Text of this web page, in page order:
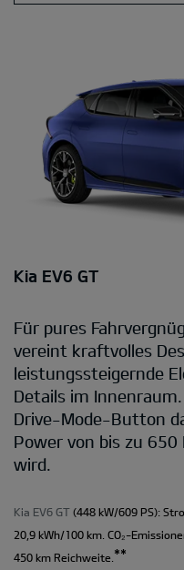
Kia EV6 GT
Für pures
vereint kraftvolles
leistungssteigernde
Details im
Drive-Mode-Button
Power von bis zu
wird.
Kia EV6 GT (448 kW/609 PS):
20,9 kWh/100 km. CO₂-
450 km Reichweite. **